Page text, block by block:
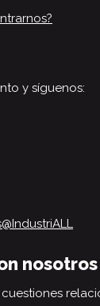
y síguenos:
nosotros